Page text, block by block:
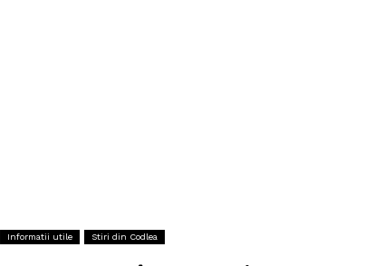
Informatii utile Stiri din Codlea